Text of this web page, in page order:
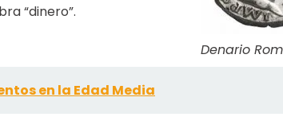
Denario
“dinero”.
en la Edad Media